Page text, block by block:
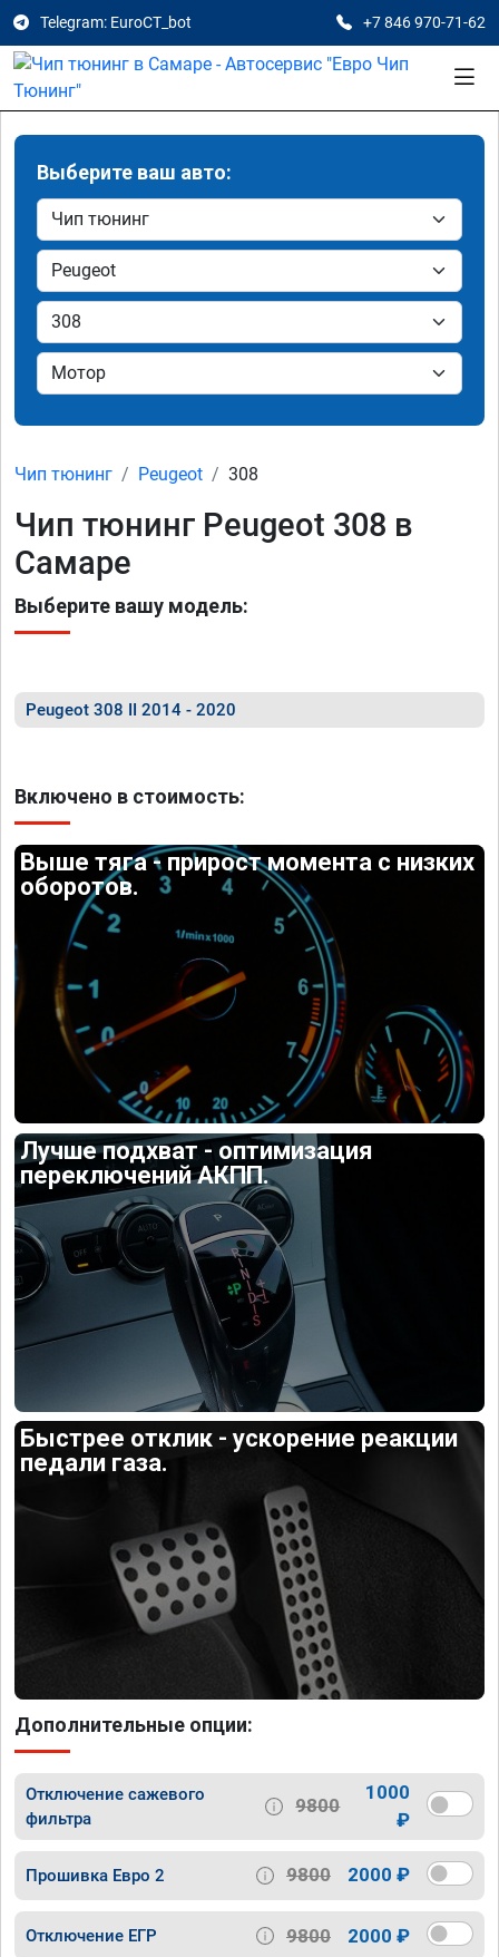
Telegram: EuroCT_bot +7 846 970-71-62
Выберите ваш авто:
Чип тюнинг Peugeot 308
Чип тюнинг Peugeot 308 в
Самаре
Выберите вашу модель:
Peugeot 308 II 2014 - 2020
Включено в стоимость:
Выше тяга - прирост момента с низких
оборотов.
Лучше подхват - оптимизация
переключений АКПП.
Быстрее отклик - ускорение реакции
педали газа.
Дополнительные опции:
Отключение сажевого
фильтра
9800
1000
₽
Прошивка Евро 2 9800 2000 ₽
Отключение ЕГР 9800 2000 ₽